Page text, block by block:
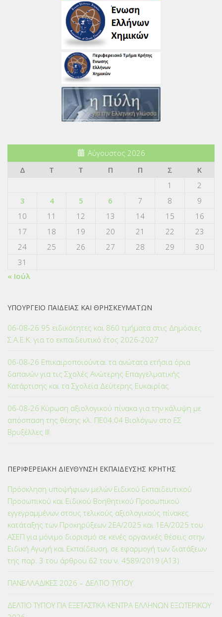
Αύγουστος 2026
Δ
Τ Τ Π Π Σ
Κ
1
2
3
4 5 6 7 8
9
10
11 12 13 14 15
16
17
18 19 20 21 22
23
24
25 26 27 28 29
30
31
« Ιούλ
ΥΠΟΥΡΓΕΙΟ ΠΑΙΔΕΙΑΣ ΚΑΙ ΘΡΗΣΚΕΥΜΑΤΩΝ
06-08-26 95 ειδικότητες και 860 τμήματα στις Δημόσιες
Σ.Α.Ε.Κ. για το εκπαιδευτικό έτος 2026-2027
06-08-26 Επικαιροποιούνται τα ανώτατα ετήσια όρια
δαπανών για τις Σχολές Ανώτερης Επαγγελματικής
Κατάρτισης και τα Σχολεία Δεύτερης Ευκαιρίας
06-08-26 Κύρωση αξιολογικού πίνακα για την κάλυψη με
απόσπαση της θέσης κλ. ΠΕ04.04 Βιολόγων στο ΕΣ
Βρυξέλλες ΙΙΙ
ΠΕΡΙΦΕΡΕΙΑΚΗ ΔΙΕΥΘΥΝΣΗ ΕΚΠΑΙΔΕΥΣΗΣ ΚΡΗΤΗΣ
Πρόσκληση υποψήφιων μελών Ειδικού Εκπαιδευτικού
Προσωπικού και Ειδικού Βοηθητικού Προσωπικού
εγγεγραμμένων στους τελικούς αξιολογικούς πίνακες
κατάταξης των Προκηρύξεων 2ΕΑ/2025 και 1ΕΑ/2025 του
ΑΣΕΠ για μόνιμο διορισμό σε κενές οργανικές θέσεις στην
Ειδική Αγωγή και Εκπαίδευση, σε εφαρμογή των διατάξεων
της παρ. 3 του άρθρου 62 του ν. 4589/2019 (Α΄13)
ΠΑΝΕΛΛΑΔΙΚΕΣ 2026 – ΔΕΛΤΙΟ ΤΥΠΟΥ
ΔΕΛΤΙΟ ΤΥΠΟΥ ΓΙΑ ΕΞΕΤΑΣΤΙΚΑ ΚΕΝΤΡΑ ΕΛΛΗΝΩΝ ΕΞΩΤΕΡΙΚΟΥ